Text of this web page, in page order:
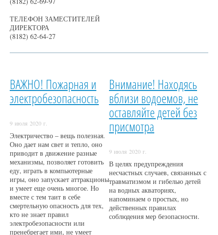
ТЕЛЕФОН ЗАМЕСТИТЕЛЕЙ
ДИРЕКТОРА
(8182) 62-64-27
ВАЖНО! Пожарная и
электробезопасность
9 июля 2020 г.
Электричество – вещь полезная.
Оно дает нам свет и тепло, оно
приводит в движение разные
механизмы, позволяет готовить
еду, играть в компьютерные
игры, оно запускает аттракционы
и умеет еще очень многое. Но
вместе с тем таит в себе
смертельную опасность для тех,
кто не знает правил
электробезопасности или
пренебрегает ими, не умеет
Внимание! Находясь
вблизи водоемов, не
оставляйте детей без
присмотра
9 июля 2020 г.
В целях предупреждения
несчастных случаев, связанных с
травматизмом и гибелью детей
на водных акваториях,
напоминаем о простых, но
действенных правилах
соблюдения мер безопасности.